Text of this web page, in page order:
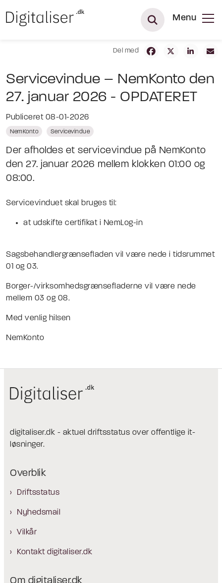
Menu
Del med
Servicevindue – NemKonto den
27. januar 2026 - OPDATERET
Publiceret 08-01-2026
NemKonto Servicevindue
Der afholdes et servicevindue på NemKonto
den 27. januar 2026 mellem klokken 01:00 og
08:00.
Servicevinduet skal bruges til:
at udskifte certifikat i NemLog-in
Sagsbehandlergrænsefladen vil være nede i tidsrummet
01 og 03.
Borger-/virksomhedsgrænsefladerne vil være nede
mellem 03 og 08.
Med venlig hilsen
NemKonto
digitaliser.dk - aktuel driftsstatus over offentlige it-
løsninger.
Overblik
Driftsstatus
Nyhedsmail
Vilkår
Kontakt digitaliser.dk
Om digitaliser.dk